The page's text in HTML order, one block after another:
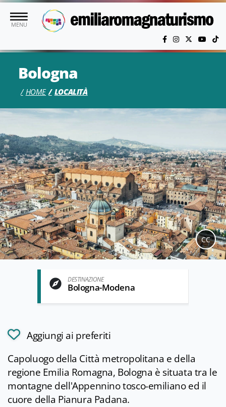
Vai al contenuto principale
MENU
Bologna
HOME LOCALITÀ
CC
DESTINAZIONE
Bologna-Modena
Aggiungi ai preferiti
Capoluogo della Città metropolitana e della
regione Emilia Romagna, Bologna è situata tra le
montagne dell'Appennino tosco-emiliano ed il
cuore della Pianura Padana.